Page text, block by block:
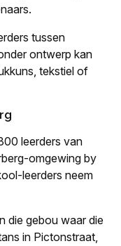
tussen
ontwerp kan
tekstiel of
leerders van
omgewing by
leerders neem
die gebou waar die
in Pictonstraat,